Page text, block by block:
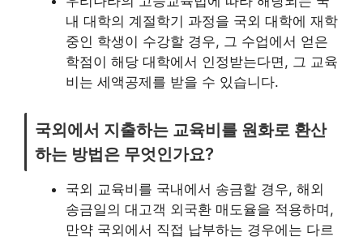
내 대학의 계절학기 과정을 국외 대학에 재학
중인 학생이 수강할 경우, 그 수업에서 얻은
학점이 해당 대학에서 인정받는다면, 그 교육
비는 세액공제를 받을 수 있습니다.
국외에서 지출하는 교육비를 원화로 환산
하는 방법은 무엇인가요?
국외 교육비를 국내에서 송금할 경우, 해외
송금일의 대고객 외국환 매도율을 적용하며,
만약 국외에서 직접 납부하는 경우에는 다르